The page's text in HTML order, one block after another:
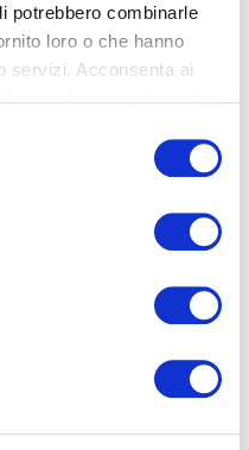
potrebbero combinarle
loro o che hanno
servizi. Acconsenta ai